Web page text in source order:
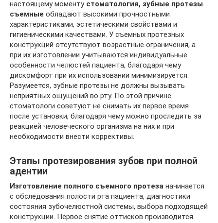
настоящему моменту стоматология, зубные протезы
съемные обладают высокими прочностными
характеристиками, эстетическими свойствами и
гигиеническими качествами. У съемных протезных
конструкций отсутствуют возрастные ограничения, а
при их изготовлении учитываются индивидуальные
особенности челюстей пациента, благодаря чему
дискомфорт при их использовании минимизируется.
Разумеется, зубные протезы не должны вызывать
неприятных ощущений во рту. По этой причине
стоматологи советуют не снимать их первое время
после установки, благодаря чему можно проследить за
реакцией человеческого организма на них и при
необходимости внести коррективы.
Этапы протезирования зубов при полной
адентии
Изготовление полного съемного протеза начинается
с обследования полости рта пациента, диагностики
состояния зубочелюстной системы, выбора подходящей
конструкции. Первое снятие оттисков производится